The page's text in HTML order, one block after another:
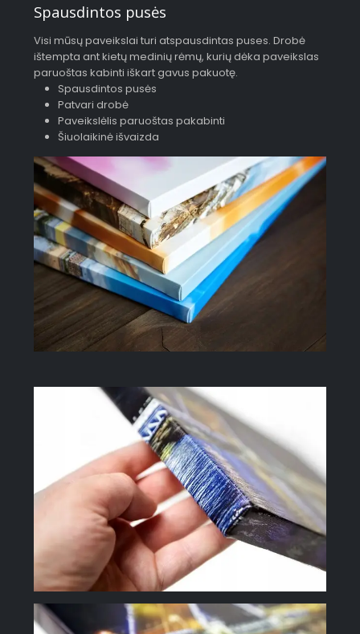
Spausdintos pusės
Visi mūsų paveikslai turi atspausdintas puses. Drobė
ištempta ant kietų medinių rėmų, kurių dėka paveikslas
paruoštas kabinti iškart gavus pakuotę.
Spausdintos pusės
Patvari drobė
Paveikslėlis paruoštas pakabinti
Šiuolaikinė išvaizda